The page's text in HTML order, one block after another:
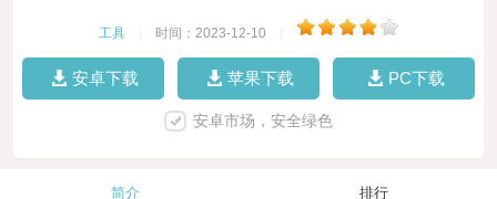
工具 时间：2023-12-10
安卓下载 苹果下载 PC下载
安卓市场，安全绿色
简介 排行